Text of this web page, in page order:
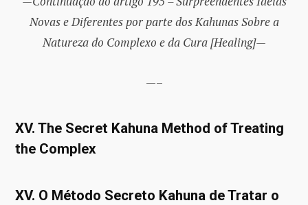
Novas e Diferentes por parte dos Kahunas Sobre a
Natureza do Complexo e da Cura [Healing]—
—–
XV. The Secret Kahuna Method of Treating
the Complex
XV. O Método Secreto Kahuna de Tratar o